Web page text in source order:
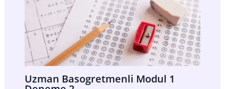
Uzman Basogretmenli Modul 1